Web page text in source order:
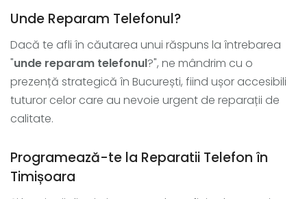
Unde Reparam Telefonul?
Dacă te afli în căutarea unui răspuns la întrebarea
"unde reparam telefonul?", ne mândrim cu o
prezență strategică în București, fiind ușor accesibili
tuturor celor care au nevoie urgent de reparații de
calitate.
Programează-te la Reparatii Telefon în
Timișoara